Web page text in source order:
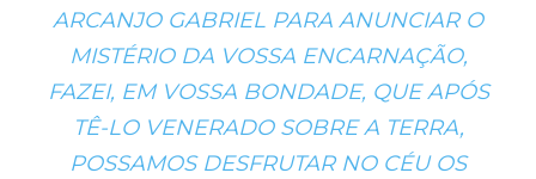
ARCANJO GABRIEL PARA ANUNCIAR O
MISTÉRIO DA VOSSA ENCARNAÇÃO,
FAZEI, EM VOSSA BONDADE, QUE APÓS
TÊ-LO VENERADO SOBRE A TERRA,
POSSAMOS DESFRUTAR NO CÉU OS